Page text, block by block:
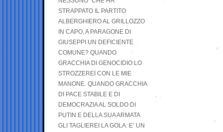
STRAPPATO IL PARTITO
ALBERGHIERO AL GRILLOZZO
IN CAPO, A PARAGONE DI
GIUSEPPI UN DEFICIENTE
COMUNE? QUANDO
GRACCHIA DI GENOCIDIO LO
STROZZEREI CON LE MIE
MANONE. QUANDO GRACCHIA
DI PACE STABILE E DI
DEMOCRAZIA AL SOLDO DI
PUTIN E DELLA SUA ARMATA
GLI TAGLIEREI LA GOLA: E’ UN